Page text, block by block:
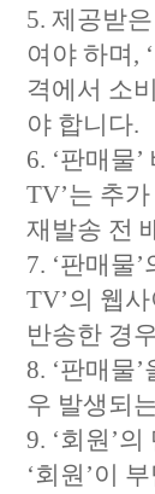
5. 제공받
여야 하며,
격에서 소
야 합니다.
6. ‘판매물
TV’는 추
재발송 전
7. ‘판매물
TV’의 웹
반송한 경
8. ‘판매물
우 발생되
9. ‘회원’
‘회원’이